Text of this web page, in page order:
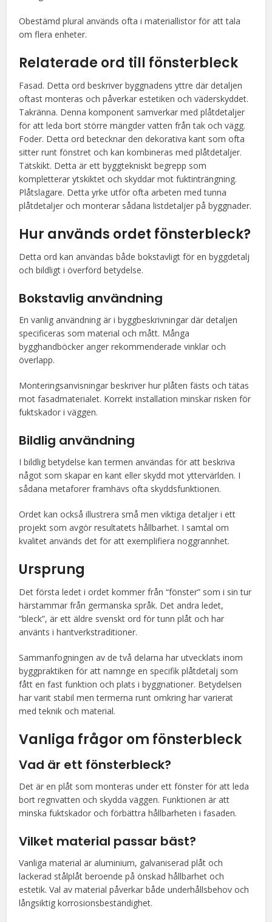
Obestämd plural används ofta i materiallistor för att tala
om flera enheter.
Relaterade ord till fönsterbleck
Fasad. Detta ord beskriver byggnadens yttre där detaljen
oftast monteras och påverkar estetiken och väderskyddet.
Takränna. Denna komponent samverkar med plåtdetaljer
för att leda bort större mängder vatten från tak och vägg.
Foder. Detta ord betecknar den dekorativa kant som ofta
sitter runt fönstret och kan kombineras med plåtdetaljer.
Tätskikt. Detta är ett byggtekniskt begrepp som
kompletterar ytskiktet och skyddar mot fuktinträngning.
Plåtslagare. Detta yrke utför ofta arbeten med tunna
plåtdetaljer och monterar sådana listdetaljer på byggnader.
Hur används ordet fönsterbleck?
Detta ord kan användas både bokstavligt för en byggdetalj
och bildligt i överförd betydelse.
Bokstavlig användning
En vanlig användning är i byggbeskrivningar där detaljen
specificeras som material och mått. Många
bygghandböcker anger rekommenderade vinklar och
överlapp.
Monteringsanvisningar beskriver hur plåten fästs och tätas
mot fasadmaterialet. Korrekt installation minskar risken för
fuktskador i väggen.
Bildlig användning
I bildlig betydelse kan termen användas för att beskriva
något som skapar en kant eller skydd mot yttervärlden. I
sådana metaforer framhävs ofta skyddsfunktionen.
Ordet kan också illustrera små men viktiga detaljer i ett
projekt som avgör resultatets hållbarhet. I samtal om
kvalitet används det för att exemplifiera noggrannhet.
Ursprung
Det första ledet i ordet kommer från “fönster” som i sin tur
härstammar från germanska språk. Det andra ledet,
“bleck”, är ett äldre svenskt ord för tunn plåt och har
använts i hantverkstraditioner.
Sammanfogningen av de två delarna har utvecklats inom
byggpraktiken för att namnge en specifik plåtdetalj som
fått en fast funktion och plats i byggnationer. Betydelsen
har varit stabil men termerna runt omkring har varierat
med teknik och material.
Vanliga frågor om fönsterbleck
Vad är ett fönsterbleck?
Det är en plåt som monteras under ett fönster för att leda
bort regnvatten och skydda väggen. Funktionen är att
minska fuktskador och förbättra hållbarheten i fasaden.
Vilket material passar bäst?
Vanliga material är aluminium, galvaniserad plåt och
lackerad stålplåt beroende på önskad hållbarhet och
estetik. Val av material påverkar både underhållsbehov och
långsiktig korrosionsbeständighet.